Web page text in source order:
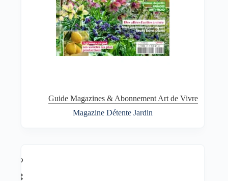
Guide Magazines & Abonnement Art de Vivre
Magazine Détente Jardin